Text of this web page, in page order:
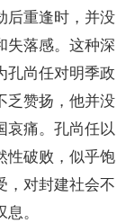
后重逢时，并没
失落感。这种深
孔尚任对明季政
乏赞扬，他并没
哀痛。孔尚任以
性破败，似乎饱
，对封建社会不
。